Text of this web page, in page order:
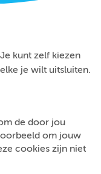
kunt zelf kiezen
je wilt uitsluiten.
de door jou
om jouw
cookies zijn niet